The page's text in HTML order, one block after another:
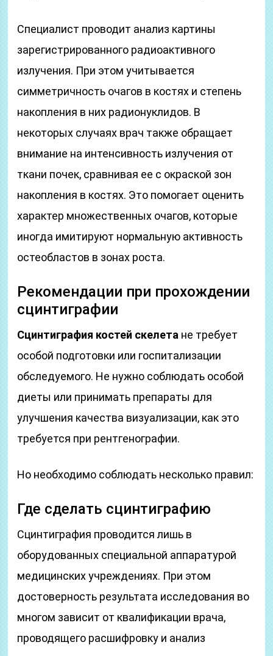
Специалист проводит анализ картины
зарегистрированного радиоактивного
излучения. При этом учитывается
симметричность очагов в костях и степень
накопления в них радионуклидов. В
некоторых случаях врач также обращает
внимание на интенсивность излучения от
ткани почек, сравнивая ее с окраской зон
накопления в костях. Это помогает оценить
характер множественных очагов, которые
иногда имитируют нормальную активность
остеобластов в зонах роста.
Рекомендации при прохождении
сцинтиграфии
Сцинтиграфия костей скелета не требует
особой подготовки или госпитализации
обследуемого. Не нужно соблюдать особой
диеты или принимать препараты для
улучшения качества визуализации, как это
требуется при рентгенографии.
Но необходимо соблюдать несколько правил:
Где сделать сцинтиграфию
Сцинтиграфия проводится лишь в
оборудованных специальной аппаратурой
медицинских учреждениях. При этом
достоверность результата исследования во
многом зависит от квалификации врача,
проводящего расшифровку и анализ